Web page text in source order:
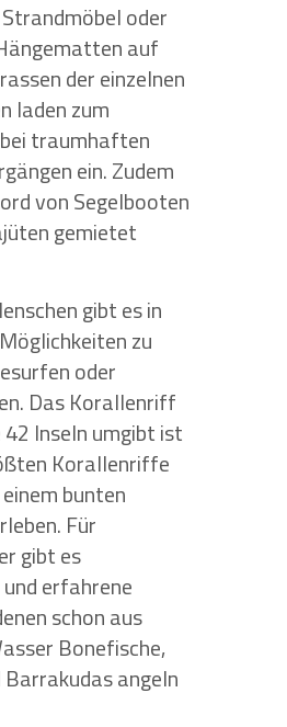
oder
auf
der einzelnen
laden zum
traumhaften
ein. Zudem
von Segelbooten
gemietet
gibt es in
zu
oder
Das Korallenriff
Inseln umgibt ist
Korallenriffe
bunten
Für
gibt es
erfahrene
schon aus
Bonefische,
Barrakudas angeln